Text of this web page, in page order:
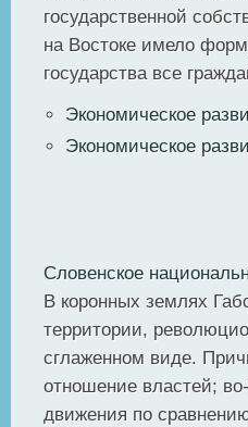
государственной
на Востоке имело
государства все
Экономическое
Экономическое
Словенское
В коронных землях
территории,
сглаженном виде.
отношение властей;
движения по